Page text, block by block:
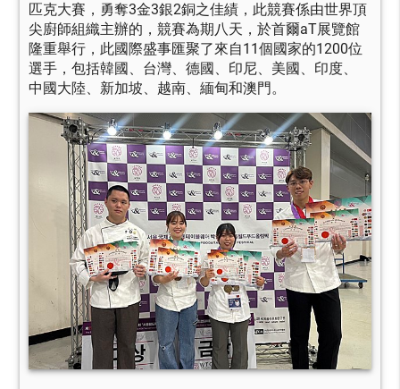
匹克大賽，勇奪3金3銀2銅之佳績，此競賽係由世界頂
尖廚師組織主辦的，競賽為期八天，於首爾aT展覽館
隆重舉行，此國際盛事匯聚了來自11個國家的1200位
選手，包括韓國、台灣、德國、印尼、美國、印度、
中國大陸、新加坡、越南、緬甸和澳門。